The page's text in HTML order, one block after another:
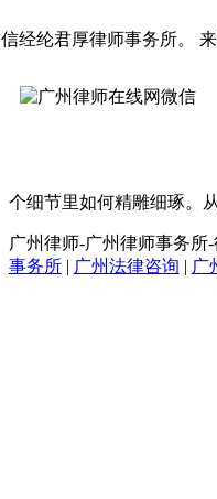
经纶君厚律师事务所。
个细节里如何精雕细琢。
广州律师-广州律师事务所
事务所| 广州法律咨询 | 广